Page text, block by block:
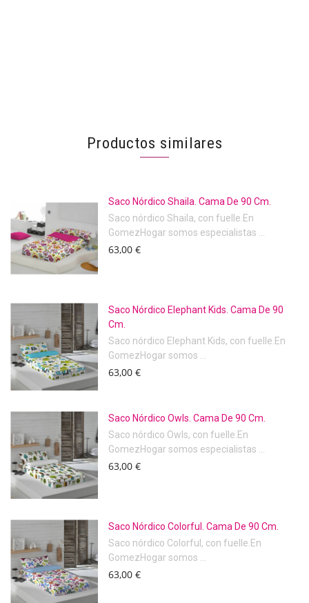
Productos similares
Saco Nórdico Shaila. Cama De 90 Cm.
Saco nórdico Shaila, con fuelle.En
GomezHogar somos especialistas ...
63,00 €
Saco Nórdico Elephant Kids. Cama De 90
Cm.
Saco nórdico Elephant Kids, con fuelle.En
GomezHogar somos ...
63,00 €
Saco Nórdico Owls. Cama De 90 Cm.
Saco nórdico Owls, con fuelle.En
GomezHogar somos especialistas ...
63,00 €
Saco Nórdico Colorful. Cama De 90 Cm.
Saco nórdico Colorful, con fuelle.En
GomezHogar somos ...
63,00 €